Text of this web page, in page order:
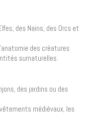
des Nains, des Orcs et
des créatures
surnaturelles.
des jardins ou des
médiévaux, les